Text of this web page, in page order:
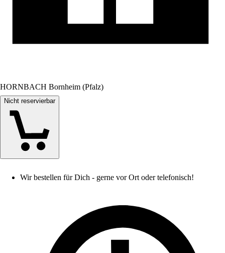
HORNBACH Bornheim (Pfalz)
Nicht reservierbar
Wir bestellen für Dich - gerne vor Ort oder telefonisch!